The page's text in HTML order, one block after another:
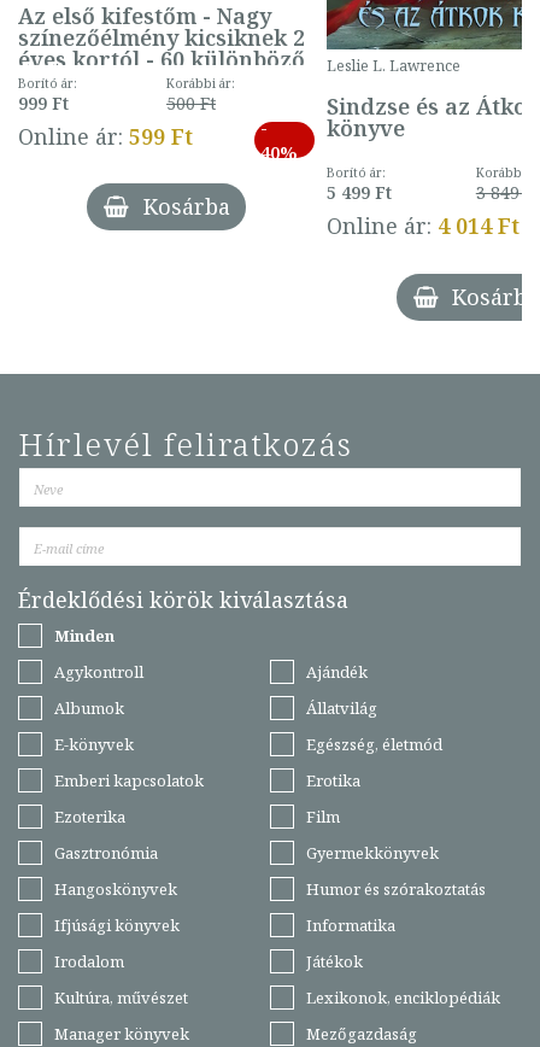
Az első kifestőm - Nagy
színezőélmény kicsiknek 2
éves kortól - 60 különböző
mintával (gombás)
Borító ár:
999 Ft
Korábbi ár:
500 Ft
Online ár: 599 Ft
-
40%
Kosárba
Leslie L. Lawrence
Sindzse és az Átkok
könyve
Borító ár:
5 499 Ft
Korábbi
3 849 Ft
Online ár: 4 014 Ft
Kosárba
Hírlevél feliratkozás
Érdeklődési körök kiválasztása
Minden
Agykontroll
Ajándék
Albumok
Állatvilág
E-könyvek
Egészség, életmód
Emberi kapcsolatok
Erotika
Ezoterika
Film
Gasztronómia
Gyermekkönyvek
Hangoskönyvek
Humor és szórakoztatás
Ifjúsági könyvek
Informatika
Irodalom
Játékok
Kultúra, művészet
Lexikonok, enciklopédiák
Manager könyvek
Mezőgazdaság